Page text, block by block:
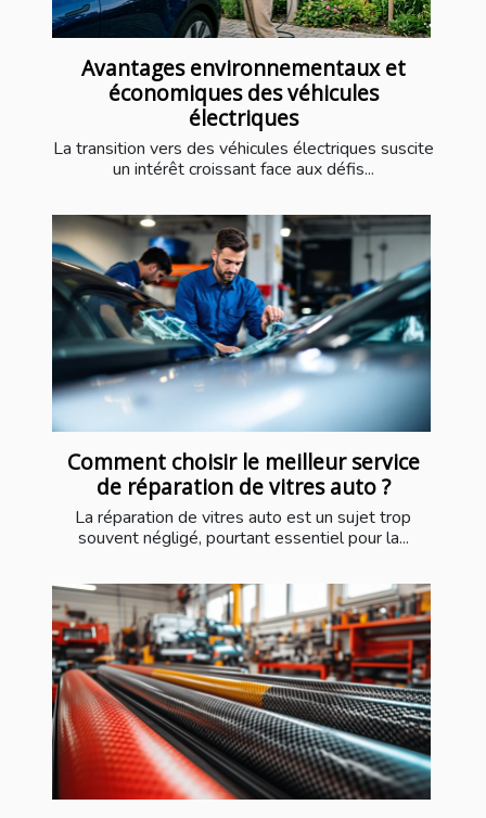
Avantages environnementaux et
économiques des véhicules
électriques
La transition vers des véhicules électriques suscite
un intérêt croissant face aux défis...
Comment choisir le meilleur service
de réparation de vitres auto ?
La réparation de vitres auto est un sujet trop
souvent négligé, pourtant essentiel pour la...